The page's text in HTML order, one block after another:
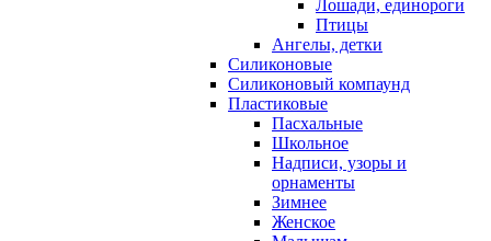
Лошади, единороги
Птицы
Ангелы, детки
Силиконовые
Силиконовый компаунд
Пластиковые
Пасхальные
Школьное
Надписи, узоры и
орнаменты
Зимнее
Женское